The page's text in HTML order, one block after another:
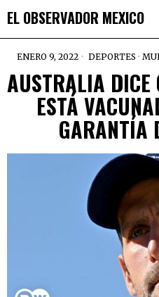
EL OBSERVADOR MEXICO
ENERO 9, 2022 DEPORTES ·
AUSTRALIA DICE
ESTÁ
GARANTÍA